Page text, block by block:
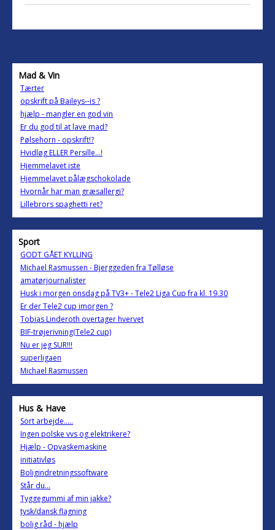
Mad & Vin
Tærter
opskrift på Baileys--is ?
hjælp - mangler en god vin
Er du god til at lave mad?
Pølsehorn - opskrift!?
Hvidløg ELLER Persille...!
Hjemmelavet iste
Hjemmelavet pålægschokolade
Hvornår har man græsallergi?
Lillebrors spaghetti ret?
Sport
GODT GÅET KYLLING
Michael Rasmussen - Bjerggeden fra Tølløse
amatørjournalister
Husk i morgen onsdag på TV3+ - Tele2 Liga Cup fra kl. 19.30
Er der Tele2 cup imorgen ?
Tobias Linderoth overtager hvervet
BIF-trøjerivning(Tele2 cup)
Nu er jeg SUR!!!
superligaen
Michael Rasmussen
Hus & Have
Sort arbejde.....
Ingen polske vvs og elektrikere?
Hjælp - Opvaskemaskine
initiativløs
Boligindretningssoftware
Står du...
Tyggegummi af min jakke?
tysk/dansk flagning
bolig råd - hjælp